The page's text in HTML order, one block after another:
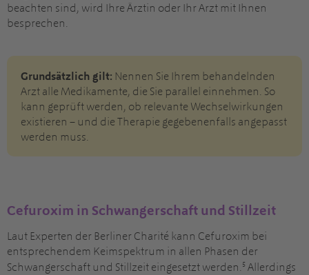
beachten sind, wird Ihre Ärztin oder Ihr Arzt mit Ihnen
besprechen.
Grundsätzlich gilt: Nennen Sie Ihrem behandelnden
Arzt alle Medikamente, die Sie parallel einnehmen. So
kann geprüft werden, ob relevante Wechselwirkungen
existieren – und die Therapie gegebenenfalls angepasst
werden muss.
Cefuroxim in Schwangerschaft und Stillzeit
Laut Experten der Berliner Charité kann Cefuroxim bei
entsprechendem Keimspektrum in allen Phasen der
Schwangerschaft und Stillzeit eingesetzt werden. 5 Allerdings